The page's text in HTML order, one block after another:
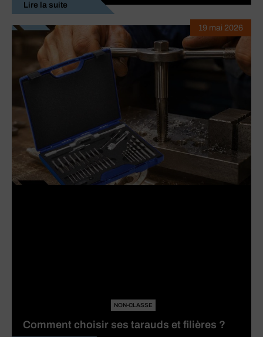
Lire la suite
NON-CLASSE
Comment choisir ses tarauds et filières ?
19 mai 2026